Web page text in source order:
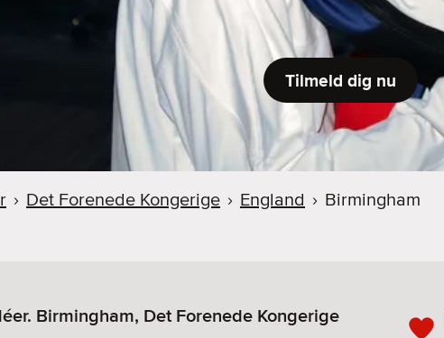
Tilmeld dig nu
› Det Forenede Kongerige › England › Birmingham
Birmingham, Det Forenede Kongerige